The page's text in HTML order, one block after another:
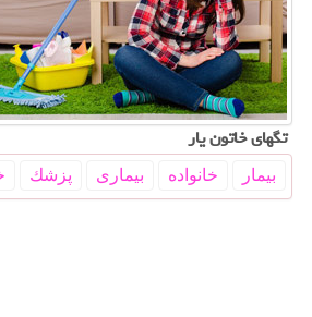
تگهای خاتون یار
بیمار خانواده بیماری پزشك